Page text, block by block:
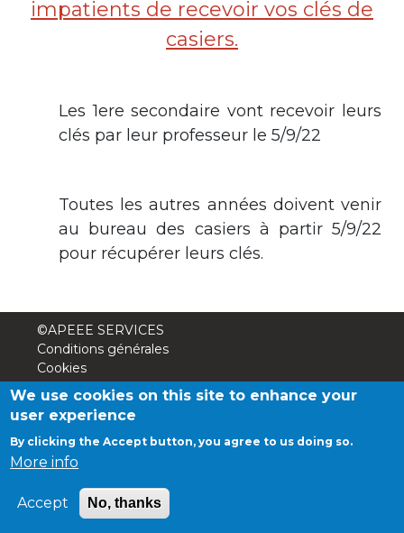
+32 (0)472 07 35 25
periscolaire.berkendael@apeee-bxl1-
BE91 3631 6790 0976
+32 (0)2 375 31 35
cesame@apeee-bxl1-services.be
BE30 3100 2003 2711
Cantine
+32 (0)2 374 76 75
cantine@apeee-bxl1-services.be
impatients de recevoir vos clés de
casiers.
Les 1ere secondaire vont recevoir leurs
clés par leur professeur le 5/9/22
Toutes les autres années doivent venir
au bureau des casiers à partir 5/9/22
pour récupérer leurs clés.
©APEEE SERVICES
Conditions générales
Cookies
Vie privée
We use cookies on this site to enhance your
user experience
By clicking the Accept button, you agree to us doing so.
More info
Accept No, thanks